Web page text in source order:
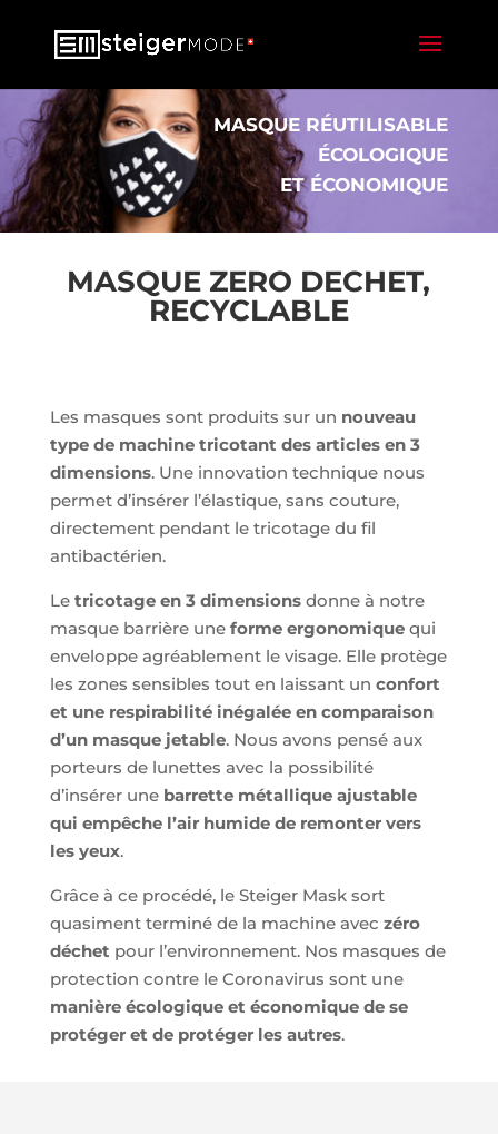
MASQUE RÉUTILISABLE
ÉCOLOGIQUE
ETÉCONOMIQUE
MASQUE ZERO DECHET,
RECYCLABLE
Les masques sont produits sur un nouveau
type de machine tricotant des articles en 3
dimensions. Une innovation technique nous
permet d’insérer l’élastique, sans couture,
directement pendant le tricotage du fil
antibactérien.
Le tricotage en 3 dimensionsdonne à notre
masque barrière une forme ergonomiquequi
enveloppe agréablement le visage. Elle protège
les zones sensibles tout en laissant un confort
et une respirabilité inégalée en comparaison
d’un masque jetable. Nous avons pensé aux
porteurs de lunettes avec la possibilité
d’insérer une barrette métallique ajustable
qui empêche l’air humide de remonter vers
les yeux.
Grâce à ce procédé, le Steiger Mask sort
quasiment terminé de la machine avec zéro
déchet pour l’environnement. Nos masques de
protection contre le Coronavirus sont une
manière écologique et économique de se
protéger et de protéger les autres.